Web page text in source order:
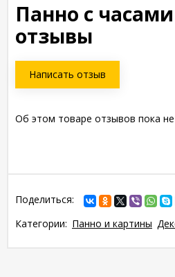
Панно с
отзывы
Написать отзыв
Об этом товаре отзывов пока
Поделиться:
Категории: Панно и картины